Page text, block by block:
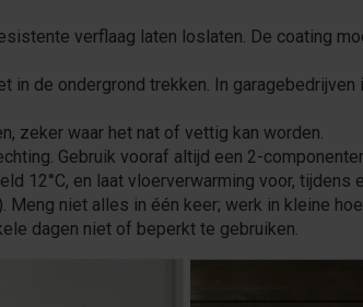
verflaag laten loslaten. De coating
in de ondergrond trekken. In
zeker waar het nat of vettig kan worden.
Gebruik vooraf altijd een 2-
12°C, en laat vloerverwarming voor, tijdens
niet alles in één keer; werk in kleine
dagen niet of beperkt te gebruiken.